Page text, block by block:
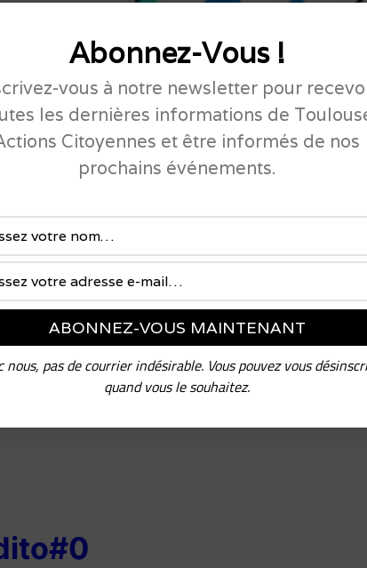
Abonnez-Vous !
vous à notre newsletter pour
les dernières informations de
Citoyennes et être informés de nos
prochains événements.
nous, pas de courrier indésirable. Vous pouvez vous
quand vous le souhaitez.